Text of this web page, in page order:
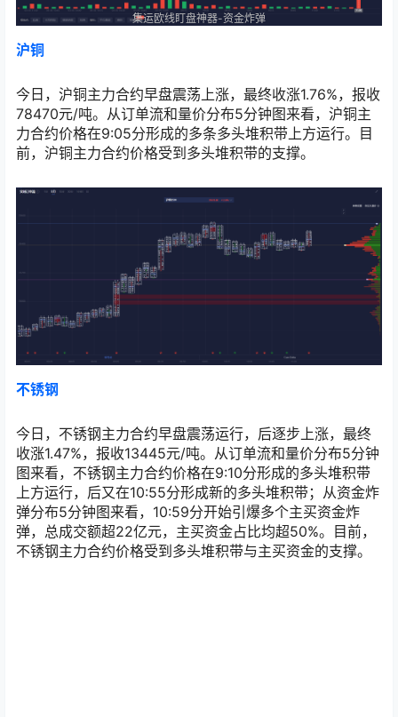
集运欧线盯盘神器-资金炸弹
沪铜
今日，沪铜主力合约早盘震荡上涨，最终收涨1.76%，报收
78470元/吨。从订单流和量价分布5分钟图来看，沪铜主
力合约价格在9:05分形成的多条多头堆积带上方运行。目
前，沪铜主力合约价格受到多头堆积带的支撑。
沪铜盯盘神器- 实时订单流和量价分布
不锈钢
今日，不锈钢主力合约早盘震荡运行，后逐步上涨，最终
收涨1.47%，报收13445元/吨。从订单流和量价分布5分钟
图来看，不锈钢主力合约价格在9:10分形成的多头堆积带
上方运行，后又在10:55分形成新的多头堆积带；从资金炸
弹分布5分钟图来看，10:59分开始引爆多个主买资金炸
弹，总成交额超22亿元，主买资金占比均超50%。目前，
不锈钢主力合约价格受到多头堆积带与主买资金的支撑。